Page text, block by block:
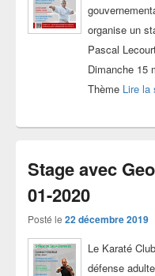
organise un
Pascal
Dimanche 15
Thème Lire la
Stage avec
01-2020
Posté le 22 décembre 2019
Le Karaté
défense